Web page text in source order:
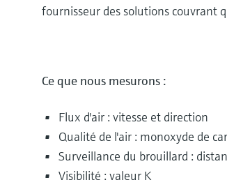
fournisseur des solutions couvrant
Ce que nous mesurons :
Flux d'air : vitesse et direction
Qualité de l'air : monoxyde de
Surveillance du brouillard :
Visibilité : valeur K